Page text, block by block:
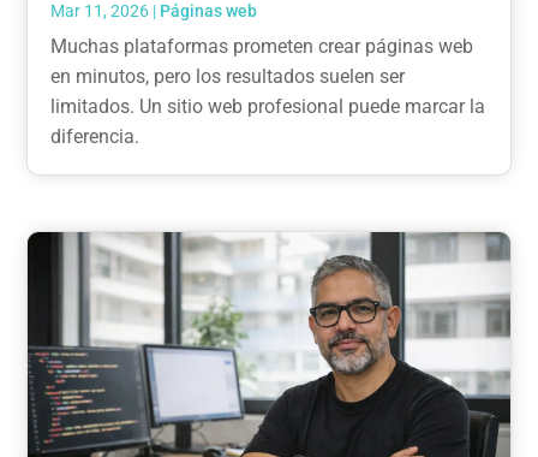
Mar 11, 2026 | Páginas web
Muchas plataformas prometen crear páginas web
en minutos, pero los resultados suelen ser
limitados. Un sitio web profesional puede marcar la
diferencia.